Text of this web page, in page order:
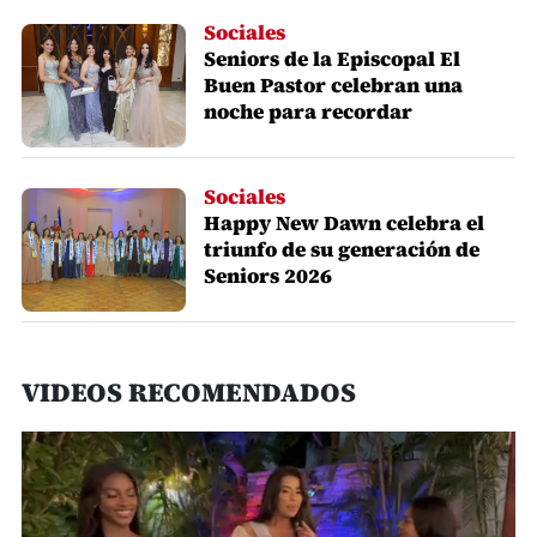
Sociales
Seniors de la Episcopal El
Buen Pastor celebran una
noche para recordar
Sociales
Happy New Dawn celebra el
triunfo de su generación de
Seniors 2026
VIDEOS RECOMENDADOS